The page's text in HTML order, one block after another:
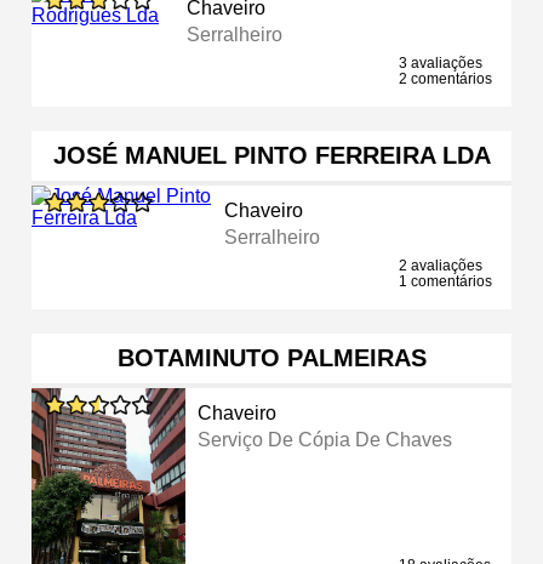
Chaveiro
Serralheiro
3 avaliações
2 comentários
JOSÉ MANUEL PINTO FERREIRA LDA
Chaveiro
Serralheiro
2 avaliações
1 comentários
BOTAMINUTO PALMEIRAS
Chaveiro
Serviço De Cópia De Chaves